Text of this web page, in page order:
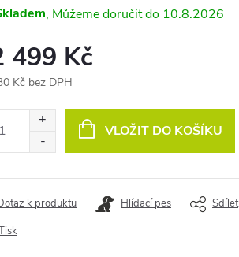
10.8.2026
499 Kč
Kč bez DPH
VLOŽIT DO KOŠÍKU
k produktu Hlídací pes Sdílet